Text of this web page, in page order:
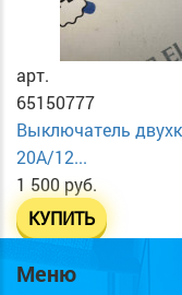
арт.
65150777
Выключатель
20A/12...
1 500 руб.
КУПИТЬ
Меню